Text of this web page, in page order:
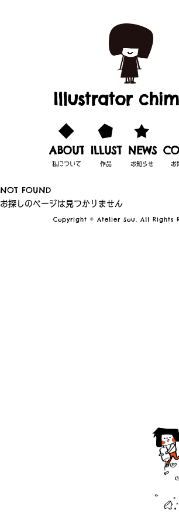
Illustrator
ABOUT
私について
ILLUST
作品
NEWS
お知らせ お
NOT FOUND
お探しのページは見つかりません
Copyright © Atelier Sou. All Rights